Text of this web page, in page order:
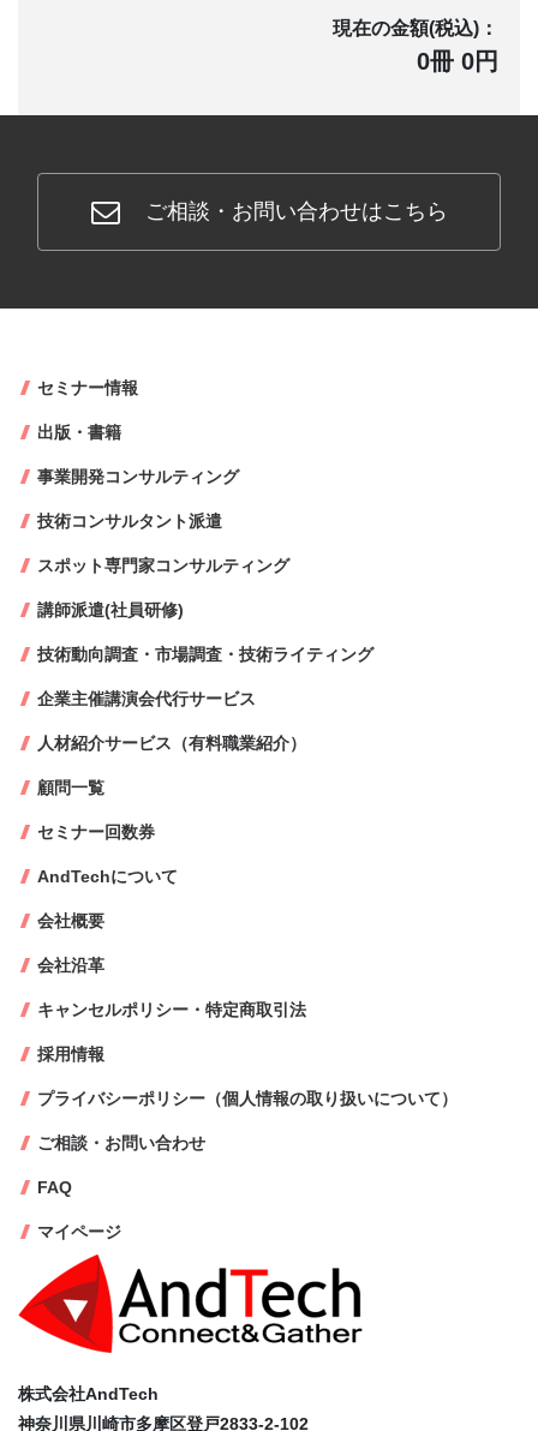
現在の金額(税込)：
0冊 0円
ご相談・お問い合わせはこちら
株式会社AndTech
神奈川県川崎市多摩区登戸2833-2-102
セミナー情報
出版・書籍
事業開発コンサルティング
技術コンサルタント派遣
スポット専門家コンサルティング
講師派遣(社員研修)
技術動向調査・市場調査・技術ライティング
企業主催講演会代行サービス
人材紹介サービス（有料職業紹介）
顧問一覧
セミナー回数券
AndTechについて
会社概要
会社沿革
キャンセルポリシー・特定商取引法
採用情報
プライバシーポリシー（個人情報の取り扱いについて）
ご相談・お問い合わせ
FAQ
マイページ